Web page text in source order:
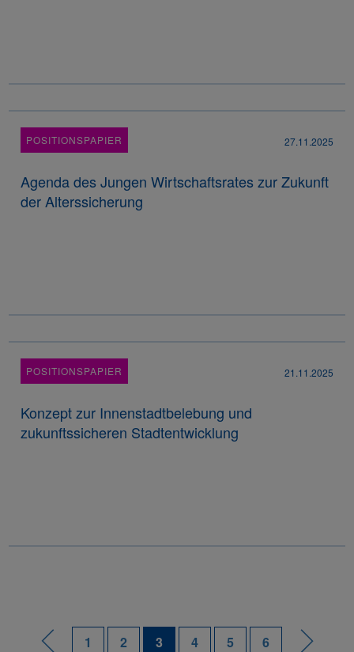
POSITIONSPAPIER 27.11.2025
Agenda des Jungen Wirtschaftsrates zur Zukunft
der Alterssicherung
POSITIONSPAPIER 21.11.2025
Konzept zur Innenstadtbelebung und
zukunftssicheren Stadtentwicklung
1 2 3 4 5 6